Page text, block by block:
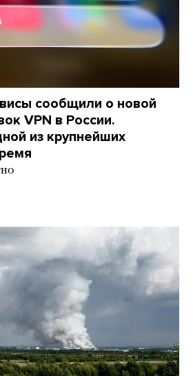
сообщили о новой
VPN в России.
из крупнейших